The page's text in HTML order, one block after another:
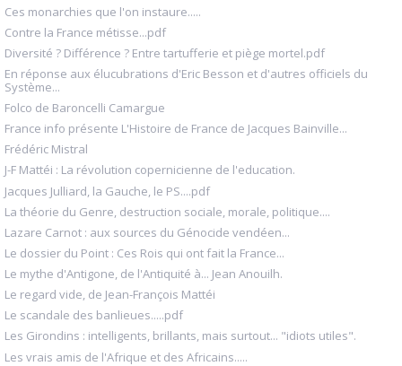
Ces monarchies que l'on instaure.....
Contre la France métisse...pdf
Diversité ? Différence ? Entre tartufferie et piège mortel.pdf
En réponse aux élucubrations d'Eric Besson et d'autres officiels du
Système...
Folco de Baroncelli Camargue
France info présente L'Histoire de France de Jacques Bainville...
Frédéric Mistral
J-F Mattéi : La révolution copernicienne de l'education.
Jacques Julliard, la Gauche, le PS....pdf
La théorie du Genre, destruction sociale, morale, politique....
Lazare Carnot : aux sources du Génocide vendéen...
Le dossier du Point : Ces Rois qui ont fait la France...
Le mythe d'Antigone, de l'Antiquité à... Jean Anouilh.
Le regard vide, de Jean-François Mattéi
Le scandale des banlieues.....pdf
Les Girondins : intelligents, brillants, mais surtout... "idiots utiles".
Les vrais amis de l'Afrique et des Africains.....